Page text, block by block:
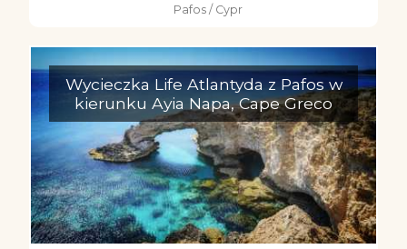
Pafos / Cypr
Wycieczka Life Atlantyda z Pafos w
kierunku Ayia Napa, Cape Greco